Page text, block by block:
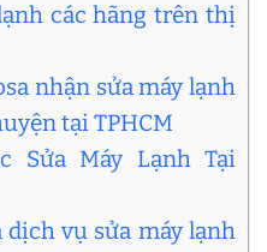
các hãng trên thị
nhận sửa máy lạnh
tại TPHCM
Sửa Máy Lạnh Tại
vụ sửa máy lạnh